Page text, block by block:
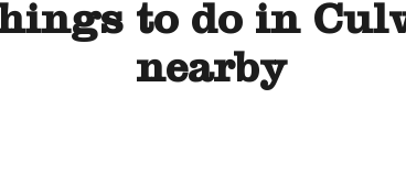
to do in
nearby